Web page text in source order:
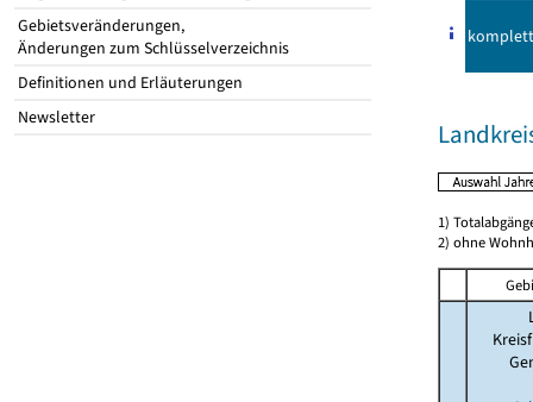
Gebietsveränderungen,
Änderungen zum Schlüsselverzeichnis
Definitionen und Erläuterungen
Newsletter
komplett
1)
2) ohne